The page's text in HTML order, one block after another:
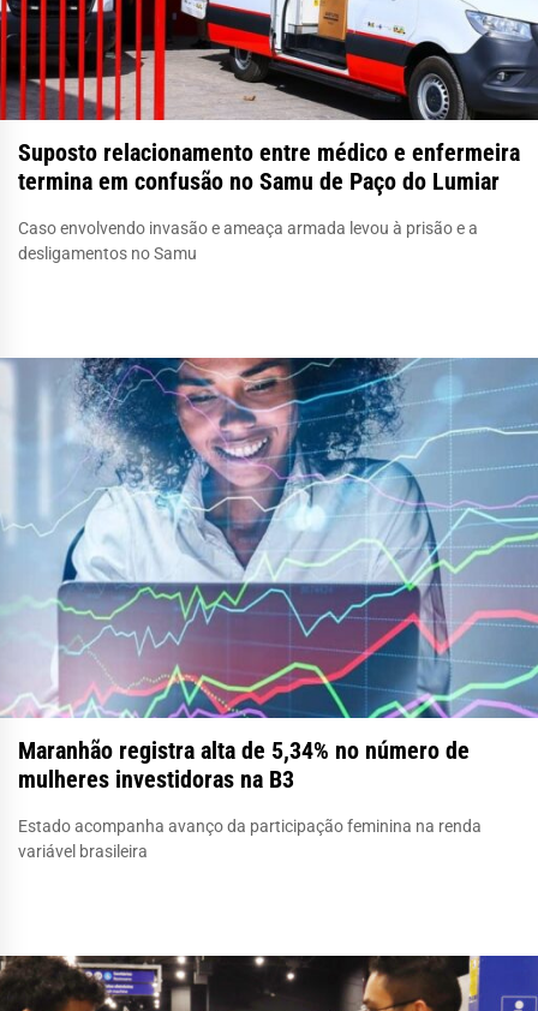
Suposto relacionamento entre médico e enfermeira
termina em confusão no Samu de Paço do Lumiar
Caso envolvendo invasão e ameaça armada levou à prisão e a
desligamentos no Samu
Maranhão registra alta de 5,34% no número de
mulheres investidoras na B3
Estado acompanha avanço da participação feminina na renda
variável brasileira